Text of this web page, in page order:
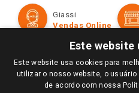
Televendas
Perguntas frequentes
Trabalhe Conosco
Formas de Pagamento
Políticas de entrega
Trocas e Devoluções
Giassi
Vendas Online
Redes Sociais
Este website
Este website usa cookies para
utilizar o nosso website, o
de acordo com nossa